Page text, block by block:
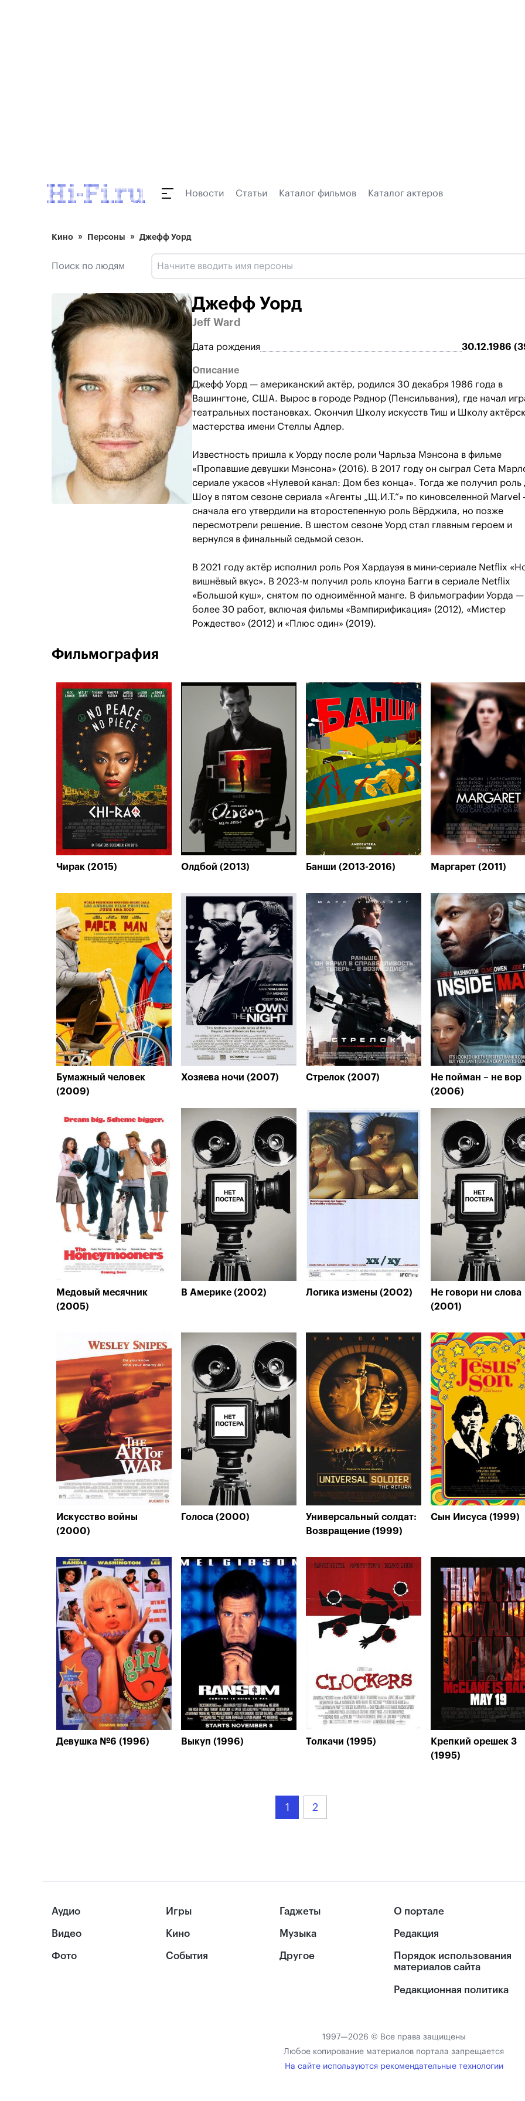
Новости Статьи Каталог фильмов Каталог актеров
Кино Персоны Джефф Уорд
Поиск по людям
Джефф Уорд
Jeff Ward
Дата рождения 30.12.1986
Описание
Джефф Уорд — американский актёр, родился 30 декабря 1986 года в
Вашингтоне, США. Вырос в городе Рэднор (Пенсильвания), где начал
театральных постановках. Окончил Школу искусств Тиш и Школу
мастерства имени Стеллы Адлер.
Известность пришла к Уорду после роли Чарльза Мэнсона в фильме
«Пропавшие девушки Мэнсона» (2016). В 2017 году он сыграл Сета
сериале ужасов «Нулевой канал: Дом без конца». Тогда же получил роль
Шоу в пятом сезоне сериала «Агенты „Щ.И.Т.“» по киновселенной Marvel
сначала его утвердили на второстепенную роль Вёрджила, но позже
пересмотрели решение. В шестом сезоне Уорд стал главным героем и
вернулся в финальный седьмой сезон.
В 2021 году актёр исполнил роль Роя Хардауэя в мини‑сериале Netflix
вишнёвый вкус». В 2023‑м получил роль клоуна Багги в сериале Netflix
«Большой куш», снятом по одноимённой манге. В фильмографии Уорда —
более 30 работ, включая фильмы «Вампирификация» (2012), «Мистер
Рождество» (2012) и «Плюс один» (2019).
Фильмография
Чирак (2015) Олдбой (2013) Банши (2013-2016) Маргарет (2011)
Бумажный человек
(2009)
Хозяева ночи (2007) Стрелок (2007)
Не пойман – не вор
(2006)
Медовый месячник
(2005)
В Америке (2002) Логика измены (2002)
Не говори ни слова
(2001)
Искусство войны
(2000)
Голоса (2000)
Универсальный солдат:
Возвращение (1999)
Сын Иисуса (1999)
Девушка №6 (1996) Выкуп (1996) Толкачи (1995)
Крепкий орешек 3
(1995)
1 2
Аудио
Видео
Фото
Игры
Кино
События
Гаджеты
Музыка
Другое
О портале
Редакция
Порядок использования
материалов сайта
Редакционная политика
1997—2026 © Все права защищены
Любое копирование материалов портала запрещается
На сайте используются рекомендательные технологии